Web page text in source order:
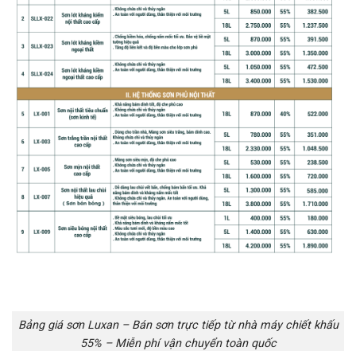
Bảng giá sơn Luxan – Bán sơn trực tiếp từ nhà máy chiết khấu
55% – Miễn phí vận chuyển toàn quốc